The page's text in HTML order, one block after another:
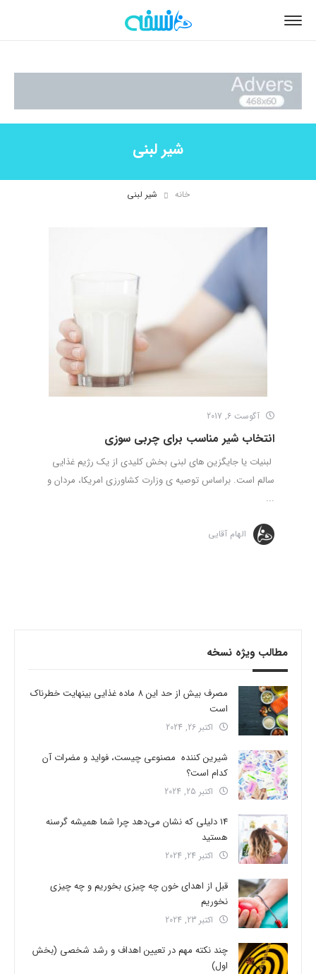
شیر لبنی
خانه شیر لبنی
آگوست 6, 2017
انتخاب شیر مناسب برای چربی سوزی
لبنیات یا جایگزین های لبنی بخش کلیدی از یک رژیم غذایی
سالم است. براساس توصیه ی وزارت کشاورزی امریکا، مردان و
...
الهام آقایی
مطالب ویژه نسخه
مصرف بیش از حد این 8 ماده غذایی بینهایت خطرناک
است
اکتبر 26, 2024
شیرین کننده مصنوعی چیست، فواید و مضرات آن
کدام است؟
اکتبر 25, 2024
14 دلیلی که نشان می‌دهد چرا شما همیشه گرسنه
هستید
اکتبر 24, 2024
قبل از اهدای خون چه چیزی بخوریم و چه چیزی
نخوریم
اکتبر 23, 2024
چند نکته مهم در تعیین اهداف و رشد شخصی (بخش
اول)